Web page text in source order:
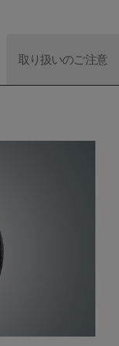
取り扱いのご注意